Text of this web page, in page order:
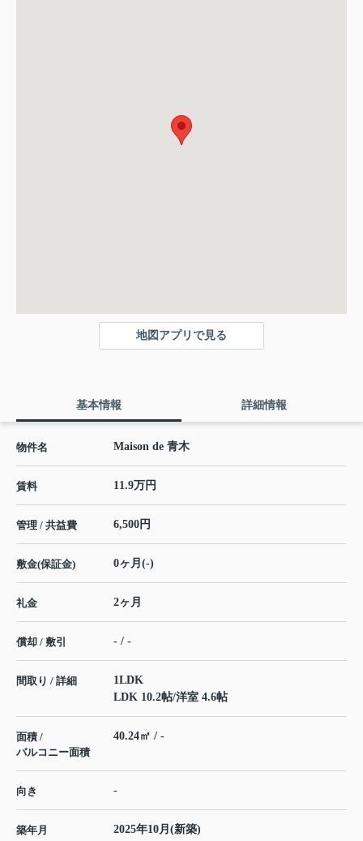
地図アプリで見る
基本情報 詳細情報
物件名 Maison de 青木
賃料 11.9万円
管理 / 共益費 6,500円
敷金(保証金) 0ヶ月(-)
礼金 2ヶ月
償却 / 敷引 - / -
間取り / 詳細
1LDK
LDK 10.2帖/洋室 4.6帖
面積 /
バルコニー面積
40.24㎡ / -
向き -
築年月 2025年10月(新築)